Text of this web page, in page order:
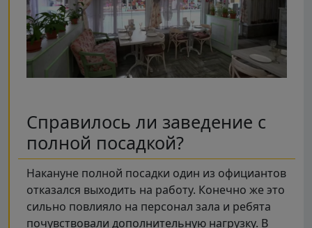
Справилось ли заведение с
полной посадкой?
Накануне полной посадки один из официантов
отказался выходить на работу. Конечно же это
сильно повлияло на персонал зала и ребята
почувствовали дополнительную нагрузку. В